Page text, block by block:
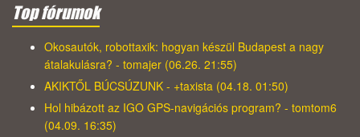
Top fórumok
Okosautók, robottaxik: hogyan készül Budapest a nagy
átalakulásra? - tomajer (06.26. 21:55)
AKIKTŐL BÚCSÚZUNK - +taxista (04.18. 01:50)
Hol hibázott az IGO GPS-navigációs program? - tomtom6
(04.09. 16:35)